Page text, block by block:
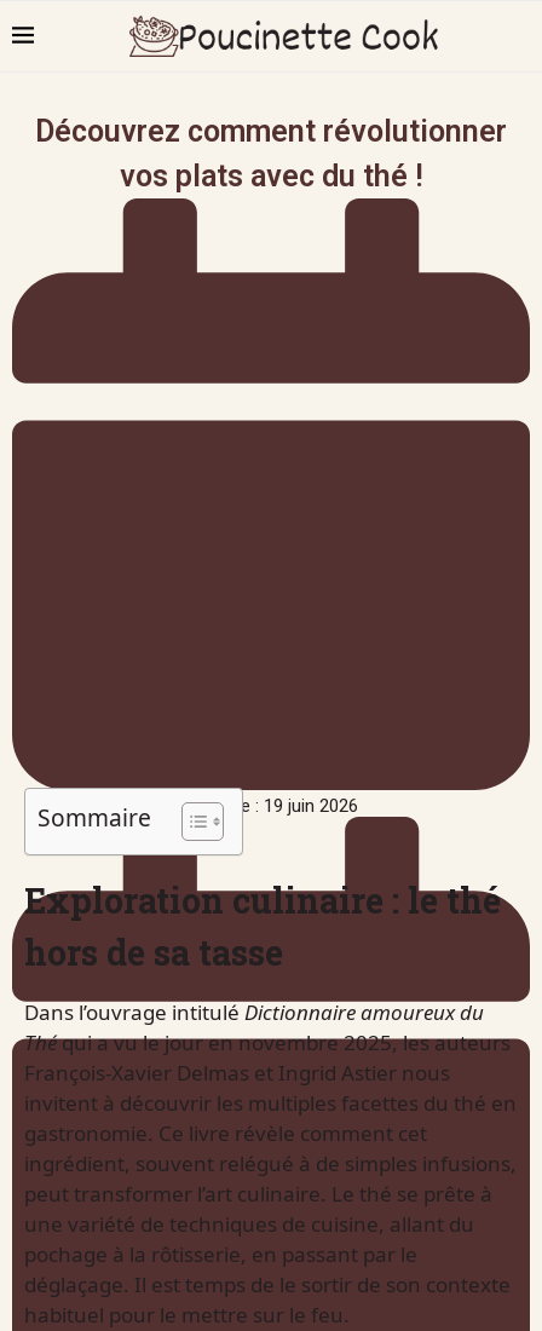
Découvrez comment révolutionner
vos plats avec du thé !
Publié le : 19 juin 2026
Sommaire
Exploration culinaire : le thé
hors de sa tasse
Dans l’ouvrage intitulé Dictionnaire amoureux du
Théqui a vu le jour en novembre 2025, les auteurs
François-Xavier Delmas et Ingrid Astier nous
invitent à découvrir les multiples facettes du thé en
gastronomie. Ce livre révèle comment cet
ingrédient, souvent relégué à de simples infusions,
peut transformer l’art culinaire. Le thé se prête à
une variété de techniques de cuisine, allant du
pochage à la rôtisserie, en passant par le
déglaçage. Il est temps de le sortir de son contexte
habituel pour le mettre sur le feu.